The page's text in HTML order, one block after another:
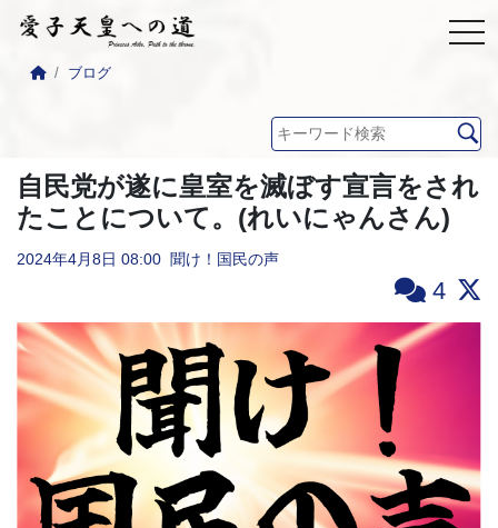
ブログ
自民党が遂に皇室を滅ぼす宣言をされ
たことについて。(れいにゃんさん)
2024年4月8日 08:00 聞け！国民の声
4